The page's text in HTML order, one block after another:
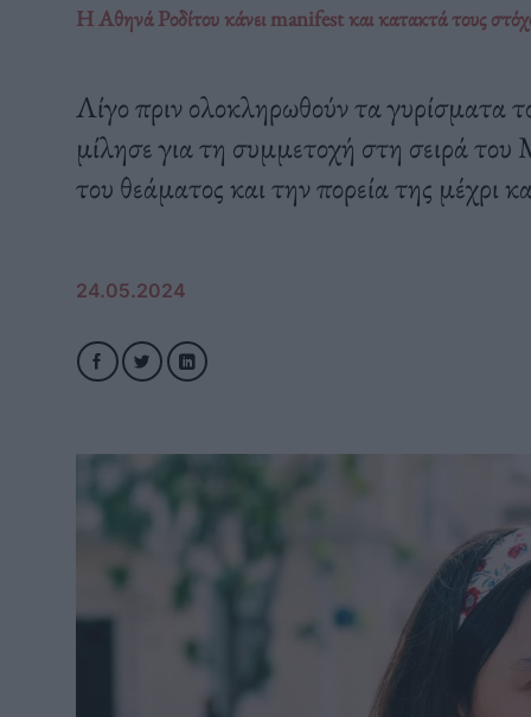
Η Αθηνά Ροδίτου κάνει manifest και κατακτά τους
Λίγο πριν ολοκληρωθούν τα γυρίσματα
μίλησε για τη συμμετοχή στη σειρά
του θεάματος και την πορεία της μέχρι
24.05.2024